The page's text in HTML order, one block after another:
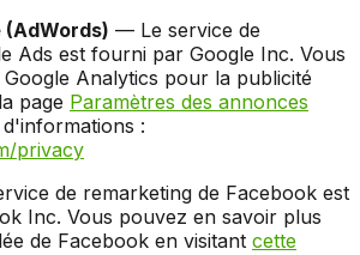
(AdWords) — Le service de
Ads est fourni par Google Inc. Vous
Analytics pour la publicité
page Paramètres des annonces
:
privacy
de remarketing de Facebook est
Inc. Vous pouvez en savoir plus
de Facebook en visitant cette